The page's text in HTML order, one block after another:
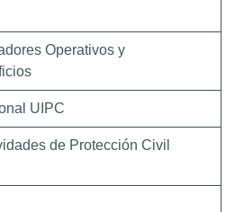
Operativos y
UIPC
de Protección Civil